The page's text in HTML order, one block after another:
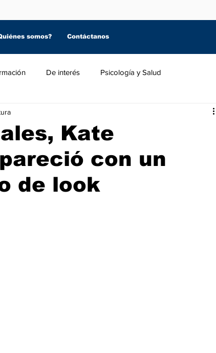
somos? Contáctanos
De interés Psicología y Salud
Kate
con un
de look